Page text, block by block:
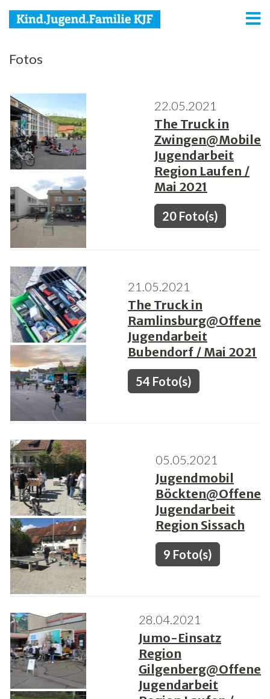
KJF
Jugend
Familie
Media
Agenda
Netzwerk
Jobs
Freiwilligenarbeit
News
Newsletter
Fotos
22.05.2021
The Truck in
Zwingen@Mobile
Jugendarbeit
Region Laufen /
Mai 2021
20 Foto(s)
21.05.2021
The Truck in
Ramlinsburg@Offene
Jugendarbeit
Bubendorf / Mai 2021
54 Foto(s)
05.05.2021
Jugendmobil
Böckten@Offene
Jugendarbeit
Region Sissach
9 Foto(s)
28.04.2021
Jumo-Einsatz
Region
Gilgenberg@Offene
Jugendarbeit